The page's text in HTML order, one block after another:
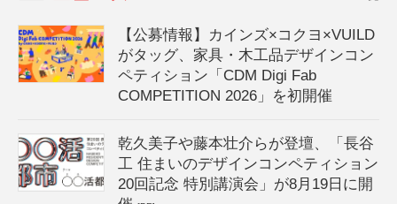
【公募情報】カインズ×コクヨ×VUILD
がタッグ、家具・木工品デザインコン
ペティション「CDM Digi Fab
COMPETITION 2026」を初開催
乾久美子や藤本壮介らが登壇、「長谷
工 住まいのデザインコンペティション
20回記念 特別講演会」が8月19日に開